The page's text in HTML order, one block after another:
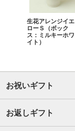
生花アレンジイエ
ローＳ（ボック
ス：ミルキーホワ
イト）
お祝いギフト
お返しギフト